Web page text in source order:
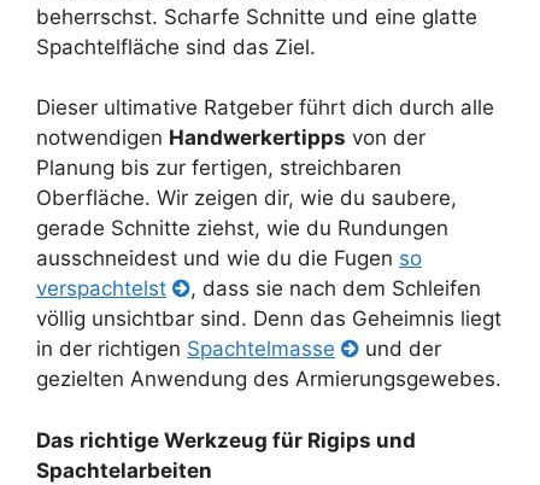
beherrschst. Scharfe Schnitte und eine glatte
Spachtelfläche sind das Ziel.
Dieser ultimative Ratgeber führt dich durch alle
notwendigen Handwerkertipps von der
Planung bis zur fertigen, streichbaren
Oberfläche. Wir zeigen dir, wie du saubere,
gerade Schnitte ziehst, wie du Rundungen
ausschneidest und wie du die Fugen so
verspachtelst
, dass sie nach dem Schleifen
völlig unsichtbar sind. Denn das Geheimnis liegt
in der richtigen Spachtelmasse
und der
gezielten Anwendung des Armierungsgewebes.
Das richtige Werkzeug für Rigips und
Spachtelarbeiten